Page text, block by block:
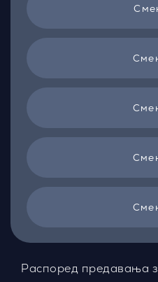
Распоред предавања